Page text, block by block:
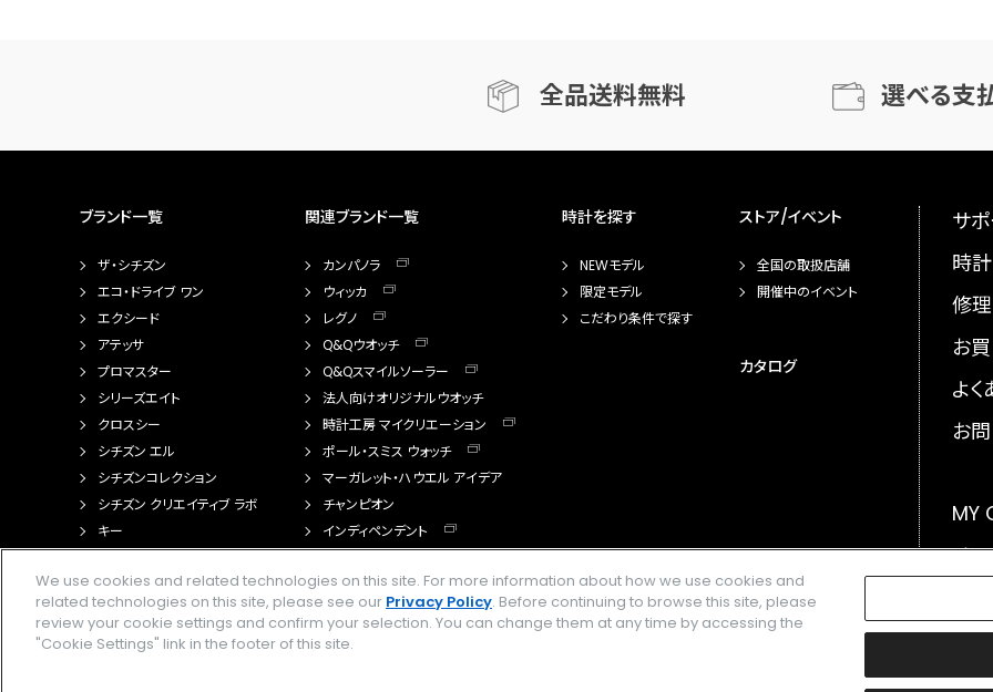
全品送料無料 選べる支
ブランド一覧
ザ・シチズン
エコ・ドライブ ワン
エクシード
アテッサ
プロマスター
シリーズエイト
クロスシー
シチズン エル
シチズンコレクション
シチズン クリエイティブ ラボ
キー
関連ブランド一覧
カンパノラ
ウィッカ
レグノ
Q&Qウオッチ
Q&Qスマイルソーラー
法人向けオリジナルウオッチ
時計工房 マイクリエーション
ポール・スミス ウォッチ
マーガレット・ハウエル アイデア
チャンピオン
インディペンデント
時計を探す
NEWモデル
限定モデル
こだわり条件で探す
ストア/イベント
全国の取扱店舗
開催中のイベント
カタログ
サ
時
修理
お
よ
お
MY
メ
We use cookies and related technologies on this site. For more information about how we use cookies and
related technologies on this site, please see our Privacy Policy. Before continuing to browse this site, please
review your cookie settings and confirm your selection. You can change them at any time by accessing the
"Cookie Settings" link in the footer of this site.